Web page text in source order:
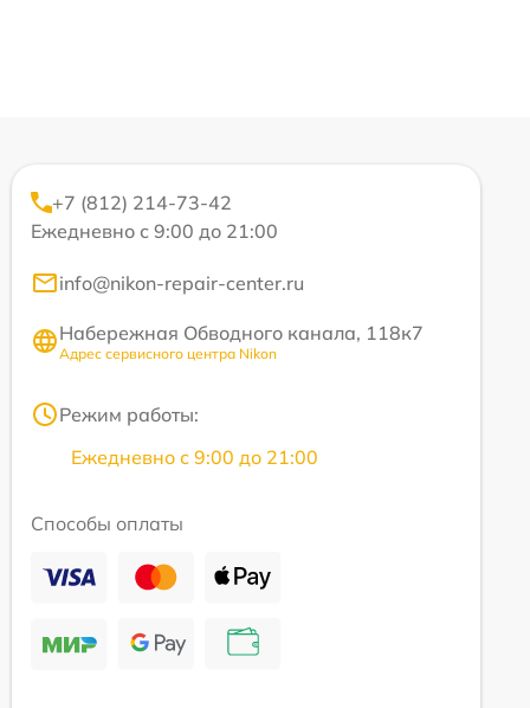
+7 (812) 214-73-42
Ежедневно с 9:00 до 21:00
info@nikon-repair-center.ru
Набережная Обводного канала, 118к7
Адрес сервисного центра Nikon
Режим работы:
Ежедневно с 9:00 до 21:00
Способы оплаты